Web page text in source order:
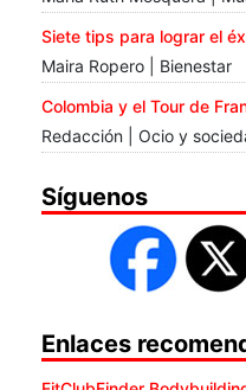
Siete tips para lograr el
Maira Ropero | Bienestar
Colombia y el Tour de
Redacción | Ocio y
Síguenos
Enlaces